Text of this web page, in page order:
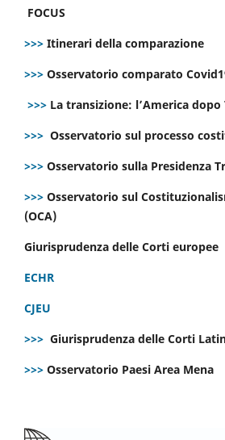
FOCUS
>>> Itinerari della comparazione
>>> Osservatorio comparato
>>> La transizione: l’America
>>> Osservatorio sul processo
>>> Osservatorio sulla Presidenza
>>> Osservatorio sul
(OCA)
Giurisprudenza delle Corti europee
ECHR
CJEU
>>> Giurisprudenza delle Corti
>>> Osservatorio Paesi Area Mena